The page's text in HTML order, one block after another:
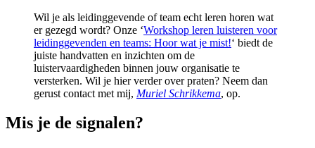
Wil je als leidinggevende of team echt leren horen wat
er gezegd wordt? Onze ‘Workshop leren luisteren voor
leidinggevenden en teams: Hoor wat je mist!‘ biedt de
juiste handvatten en inzichten om de
luistervaardigheden binnen jouw organisatie te
versterken. Wil je hier verder over praten? Neem dan
gerust contact met mij, Muriel Schrikkema, op.
Mis je de signalen?